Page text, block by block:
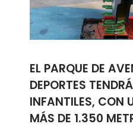
EL PARQUE DE
DEPORTES
INFANTILES, CON
MÁS DE 1.350